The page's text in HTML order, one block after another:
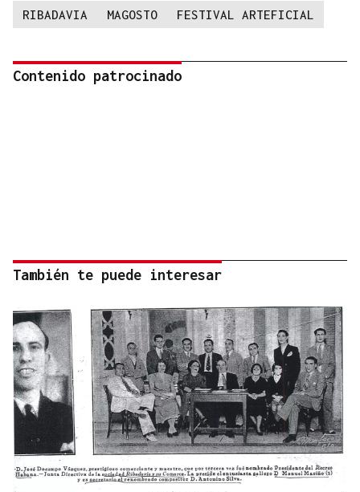
RIBADAVIA MAGOSTO FESTIVAL ARTEFICIAL
Contenido patrocinado
También te puede interesar